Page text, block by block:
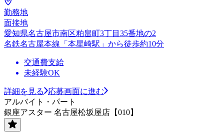
勤務地
面接地
愛知県名古屋市南区粕畠町3丁目35番地の2
名鉄名古屋本線「本星崎駅」から徒歩約10分
交通費支給
未経験OK
詳細を見る
応募画面に進む
アルバイト・パート
銀座アスター 名古屋松坂屋店【010】